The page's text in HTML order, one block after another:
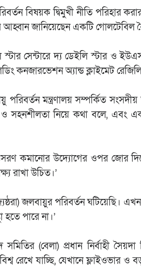
বিষয়ক দ্বিমুখী নীতি পরিহার
আহ্বান জানিয়েছেন একটি গোলটেবিল
স্টার সেন্টারে দ্য ডেইলি স্টার ও
কনজারভেশন অ্যান্ড ক্লাইমেট
মন্ত্রণালয় সম্পর্কিত
নিয়ে কথা বলে, এবং
কমানোর উদ্যোগের ওপর জোর
রাখা উচিত।’
জলবায়ুর পরিবর্তন ঘটিয়েছি।
পারে না।’
(বেলা) প্রধান নির্বাহী
রেখে যাচ্ছি, যেখানে ফ্লাইওভার